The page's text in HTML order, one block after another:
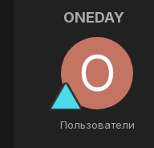
ONEDAY
Пользователи